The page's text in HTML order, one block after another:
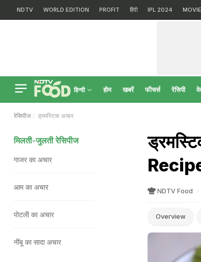
NDTV WORLD EDITION PROFIT हिंदी IPL 2024
हिन्दी होम खबरें फीचर्स रेसिपी
रेसिपीज ड्रमस्टिक अचार
NDTV Food
Overview
मिलती-जुलती रेसिपीज
गाजर का अचार
आम का अचार
पोटली का अचार
नींबू का सादा अचार